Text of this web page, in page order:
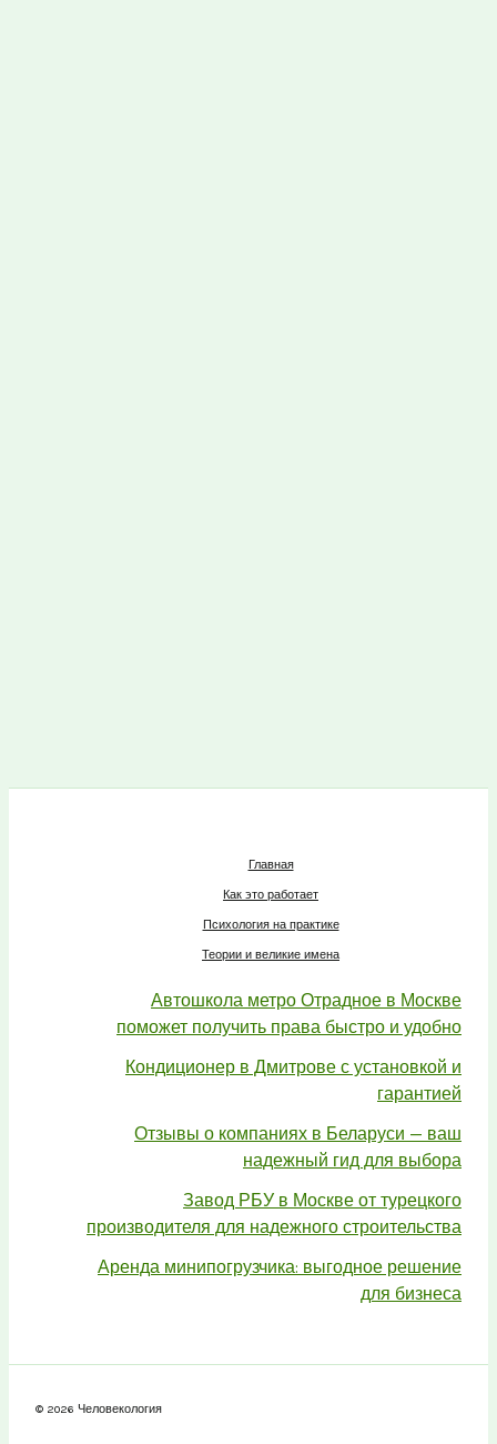
Главная
Как это работает
Психология на практике
Теории и великие имена
Автошкола метро Отрадное в Москве
поможет получить права быстро и удобно
Кондиционер в Дмитрове с установкой и
гарантией
Отзывы о компаниях в Беларуси — ваш
надежный гид для выбора
Завод РБУ в Москве от турецкого
производителя для надежного строительства
Аренда минипогрузчика: выгодное решение
для бизнеса
© 2026 Человекология